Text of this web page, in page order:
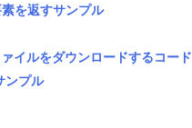
を返すサンプル
イルをダウンロードするコード
ンプル